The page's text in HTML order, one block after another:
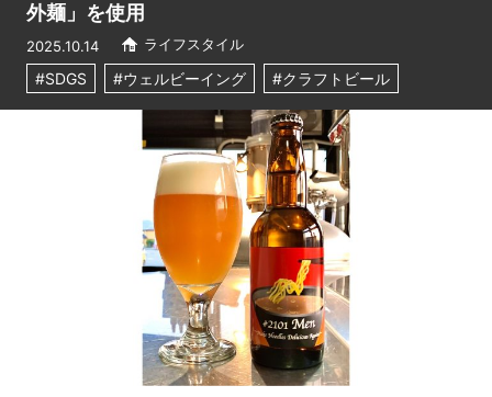
外麺」を使用
2025.10.14 ライフスタイル
#SDGS #ウェルビーイング #クラフトビール